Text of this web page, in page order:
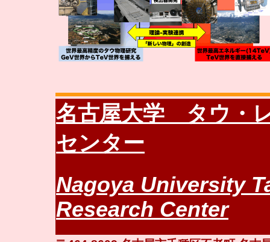
名古屋大学 タウ・
センター
Nagoya University
Research Center